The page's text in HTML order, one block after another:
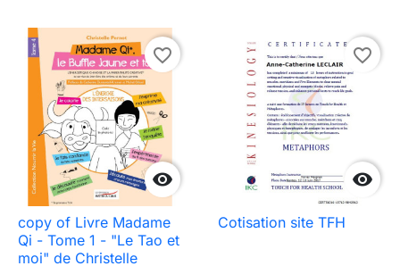

favorite_border
copy of Livre Madame
Qi - Tome 1 - "Le Tao et
moi" de Christelle

favorite_border
Cotisation site TFH